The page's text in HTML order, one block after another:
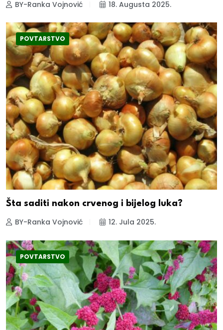
BY-Ranka Vojnović 18. Augusta 2025.
POVTARSTVO
Šta saditi nakon crvenog i bijelog luka?
BY-Ranka Vojnović 12. Jula 2025.
POVTARSTVO